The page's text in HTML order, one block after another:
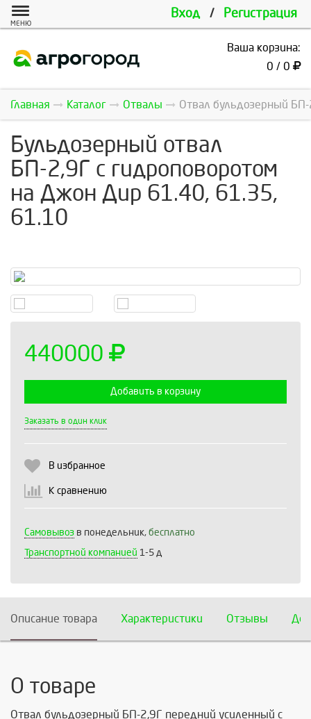
Вход / Регистрация
МЕНЮ
Ваша корзина:
0 / 0
Главная Каталог Отвалы Отвал бульдозерный БП-
Бульдозерный отвал
БП-2,9Г с гидроповоротом
на Джон Дир 61.40, 61.35,
61.10
440000
Добавить в корзину
Заказать в один клик
В избранное
К сравнению
Самовывоз в понедельник, бесплатно
Транспортной компанией 1-5 д
Описание товара Характеристики Отзывы
О товаре
Отвал бульдозерный БП-2,9Г передний усиленный с